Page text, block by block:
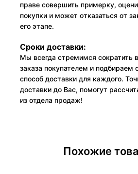
праве совершить примерку,
покупки и может отказаться от
его этапе.
Сроки доставки:
Мы всегда стремимся сократить
заказа покупателем и подбираем
способ доставки для каждого.
доставки до Вас, помогут
из отдела продаж!
Похожие